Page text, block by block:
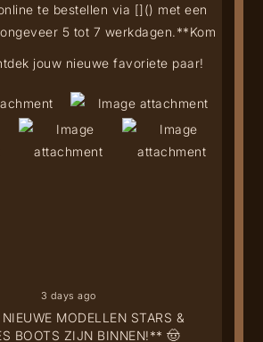
MODELLEN STARS &
BOOTS ZIJN BINNEN!** 🤠
te bestellen via []() met een
5 tot 7 werkdagen.**Kom
jouw nieuwe favoriete paar!
3 days ago